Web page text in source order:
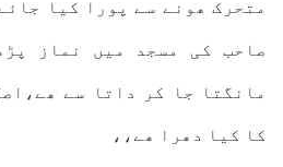
متحرک ھونے سے پورا کیا
صاحب کی مسجد میں نماز
مانگتا جا کر داتا سے
کا کیا دھرا ھے،،